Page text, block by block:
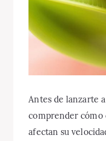
Antes de lanzarte
comprender cómo
afectan su